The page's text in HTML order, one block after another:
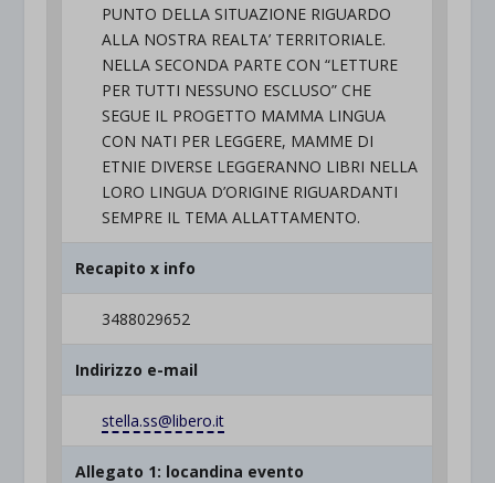
PUNTO DELLA SITUAZIONE RIGUARDO
ALLA NOSTRA REALTA’ TERRITORIALE.
NELLA SECONDA PARTE CON “LETTURE
PER TUTTI NESSUNO ESCLUSO” CHE
SEGUE IL PROGETTO MAMMA LINGUA
CON NATI PER LEGGERE, MAMME DI
ETNIE DIVERSE LEGGERANNO LIBRI NELLA
LORO LINGUA D’ORIGINE RIGUARDANTI
SEMPRE IL TEMA ALLATTAMENTO.
Recapito x info
3488029652
Indirizzo e-mail
stella.ss@libero.it
Allegato 1: locandina evento